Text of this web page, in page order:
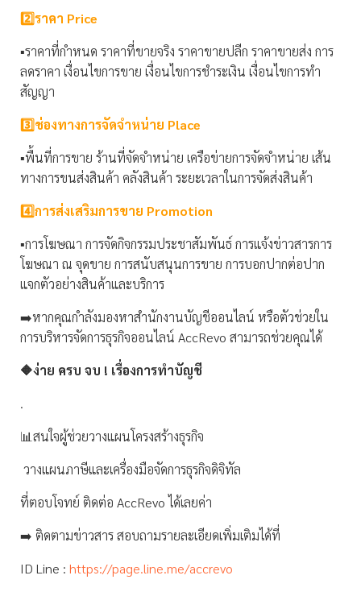
2️⃣ราคา Price
▪️ราคาที่กำหนด ราคาที่ขายจริง ราคาขายปลีก ราคาขายส่ง การ
ลดราคา เงื่อนไขการขาย เงื่อนไขการชำระเงิน เงื่อนไขการทำ
สัญญา
3️⃣ช่องทางการจัดจำหน่าย Place
▪️พื้นที่การขาย ร้านที่จัดจำหน่าย เครือข่ายการจัดจำหน่าย เส้น
ทางการขนส่งสินค้า คลังสินค้า ระยะเวลาในการจัดส่งสินค้า
4️⃣การส่งเสริมการขาย Promotion
▪️การโฆษณา การจัดกิจกรรมประชาสัมพันธ์ การแจ้งข่าวสารการ
โฆษณา ณ จุดขาย การสนับสนุนการขาย การบอกปากต่อปาก
แจกตัวอย่างสินค้าและบริการ
➡️หากคุณกำลังมองหาสำนักงานบัญชีออนไลน์ หรือตัวช่วยใน
การบริหารจัดการธุรกิจออนไลน์ AccRevo สามารถช่วยคุณได้
🔶ง่าย ครบ จบ ! เรื่องการทำบัญชี
.
📊สนใจผู้ช่วยวางแผนโครงสร้างธุรกิจ
วางแผนภาษีและเครื่องมือจัดการธุรกิจดิจิทัล
ที่ตอบโจทย์ ติดต่อ AccRevo ได้เลยค่า
➡️ ติดตามข่าวสาร สอบถามรายละเอียดเพิ่มเติมได้ที่
ID Line : https://page.line.me/accrevo